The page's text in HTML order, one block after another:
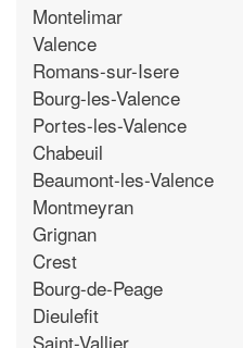
Montelimar
Valence
Romans-sur-Isere
Bourg-les-Valence
Portes-les-Valence
Chabeuil
Beaumont-les-Valence
Montmeyran
Grignan
Crest
Bourg-de-Peage
Dieulefit
Saint-Vallier